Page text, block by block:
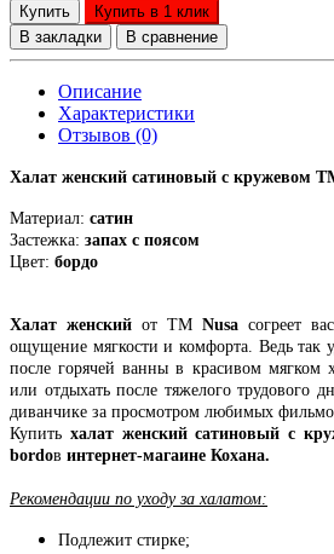
Купить
Купить в 1 клик
В закладки
В сравнение
Описание
Характеристики
Отзывов (0)
Халат женский сатиновый с кружевом
Материал: сатин
Застежка: запах с поясом
Цвет: бордо
Халат женский от ТМ Nusa согреет
ощущение мягкости и комфорта. Ведь так
после горячей ванны в красивом мягком
или отдыхать после тяжелого трудового
диванчике за просмотром любимых
Купить халат женский сатиновый с
bordoв интернет-магаине Кохана.
Рекомендации по уходу за халатом:
Подлежит стирке;